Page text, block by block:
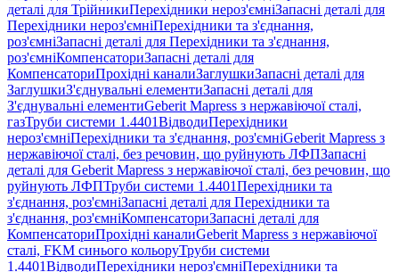
деталі для ТрійникиПерехідники нероз'ємніЗапасні деталі для
Перехідники нероз'ємніПерехідники та з'єднання,
роз'ємніЗапасні деталі для Перехідники та з'єднання,
роз'ємніКомпенсаториЗапасні деталі для
КомпенсаториПрохідні каналиЗаглушкиЗапасні деталі для
ЗаглушкиЗ'єднувальні елементиЗапасні деталі для
З'єднувальні елементиGeberit Mapress з нержавіючої сталі,
газТруби системи 1.4401ВідводиПерехідники
нероз'ємніПерехідники та з'єднання, роз'ємніGeberit Mapress з
нержавіючої сталі, без речовин, що руйнують ЛФПЗапасні
деталі для Geberit Mapress з нержавіючої сталі, без речовин, що
руйнують ЛФПТруби системи 1.4401Перехідники та
з'єднання, роз'ємніЗапасні деталі для Перехідники та
з'єднання, роз'ємніКомпенсаториЗапасні деталі для
КомпенсаториПрохідні каналиGeberit Mapress з нержавіючої
сталі, FKM синього кольоруТруби системи
1.4401ВідводиПерехідники нероз'ємніПерехідники та